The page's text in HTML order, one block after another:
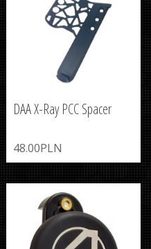
DAA X-Ray PCC Spacer
48.00PLN